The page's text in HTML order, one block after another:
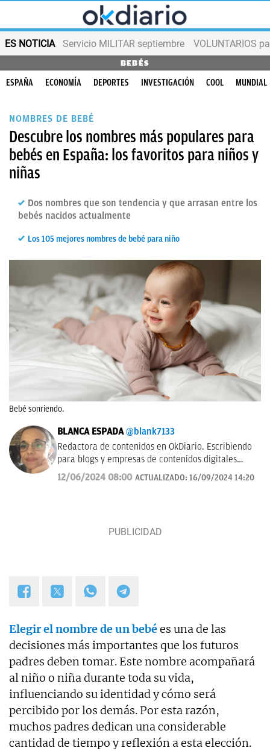
ES NOTICIA Servicio MILITAR septiembre VOLUNTARIOS
BEBÉS
ESPAÑA ECONOMÍA DEPORTES INVESTIGACIÓN COOL MUNDIAL
NOMBRES DE BEBÉ
Descubre los nombres más populares para
bebés en España: los favoritos para niños y
niñas
Dos nombres que son tendencia y que arrasan entre los
bebés nacidos actualmente
Los 105 mejores nombres de bebé para niño
Bebé sonriendo.
BLANCA ESPADA @blank7133
Redactora de contenidos en OkDiario. Escribiendo
para blogs y empresas de contenidos digitales
desde 2007.
12/06/2024 08:00 ACTUALIZADO: 16/09/2024 14:20
Elegir el nombre de un bebées una de las
decisiones más importantes que los futuros
padres deben tomar. Este nombre acompañará
al niño o niña durante toda su vida,
influenciando su identidad y cómo será
percibido por los demás. Por esta razón,
muchos padres dedican una considerable
cantidad de tiempo y reflexión a esta elección.